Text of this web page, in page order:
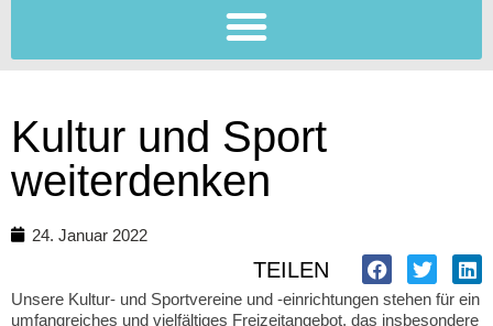
Kultur und Sport
weiterdenken
24. Januar 2022
TEILEN
Unsere Kultur- und Sportvereine und -einrichtungen stehen für ein
umfangreiches und vielfältiges Freizeitangebot, das insbesondere